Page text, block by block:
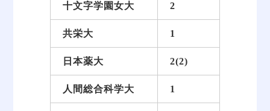
十文字学園女大 2
共栄大 1
日本薬大 2(2)
人間総合科学大 1